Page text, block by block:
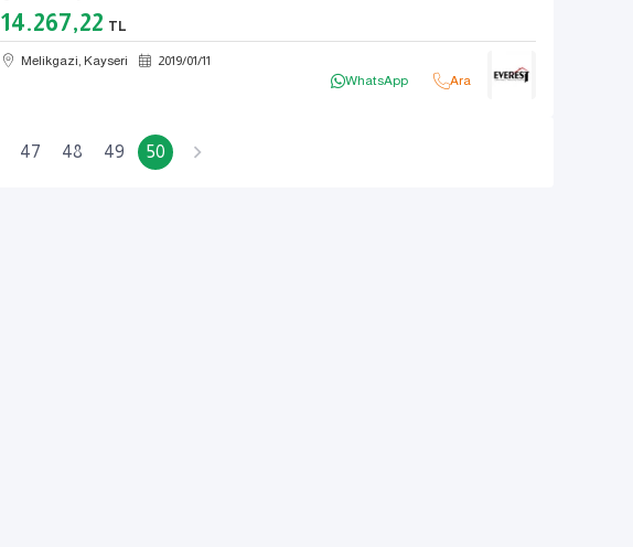
14.267,22 TL
Melikgazi, Kayseri 2019/01/11
WhatsApp
Ara
47 48 49 50